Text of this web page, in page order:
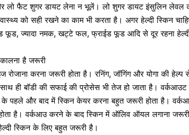
लो फैट शुगर डायट लेना न भूलें। लो शुगर डायट इंसुलिन लेवल
को सही रखने का काम भी करता है। अगर हेल्दी स्किन
फूड,ज्यादा नमक, खट्टे फल, फ्राईड फूड आदि से दूर रहना
है जरूरी
रोजाना करना जरूरी होता है। रनिंग, जॉगिंग और योगा की
ही बॉडी की सफाई की प्रोसेस भी तेज हो जाता है। वर्कआउट
पहले और बाद में स्किन केयर करना बहुत जरूरी होता है।
है। वर्कआउ करने के बाद स्किन में ऑलिव ऑयल लगाना
स्किन के लिए बहुत जरूरी है।